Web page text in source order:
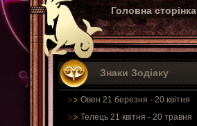
Головна сторінка
Знаки Зодіаку
Овен 21 березня - 20 квітня
Телець 21 квітня - 20 травня